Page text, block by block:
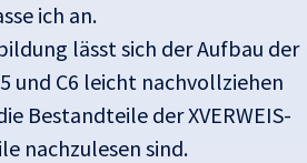
ich an.
lässt sich der Aufbau der
und C6 leicht nachvollziehen
Bestandteile der XVERWEIS-
nachzulesen sind.